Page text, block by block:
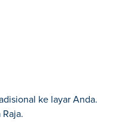
ke layar Anda.